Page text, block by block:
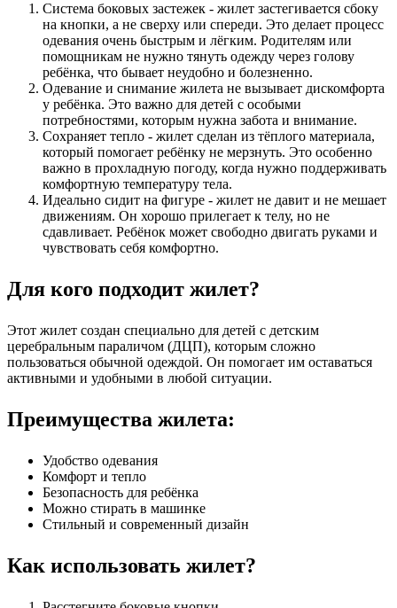
Система боковых застежек - жилет застегивается сбоку
на кнопки, а не сверху или спереди. Это делает процесс
одевания очень быстрым и лёгким. Родителям или
помощникам не нужно тянуть одежду через голову
ребёнка, что бывает неудобно и болезненно.
Одевание и снимание жилета не вызывает дискомфорта
у ребёнка. Это важно для детей с особыми
потребностями, которым нужна забота и внимание.
Сохраняет тепло - жилет сделан из тёплого материала,
который помогает ребёнку не мерзнуть. Это особенно
важно в прохладную погоду, когда нужно поддерживать
комфортную температуру тела.
Идеально сидит на фигуре - жилет не давит и не мешает
движениям. Он хорошо прилегает к телу, но не
сдавливает. Ребёнок может свободно двигать руками и
чувствовать себя комфортно.
Для кого подходит жилет?
Этот жилет создан специально для детей с детским
церебральным параличом (ДЦП), которым сложно
пользоваться обычной одеждой. Он помогает им оставаться
активными и удобными в любой ситуации.
Преимущества жилета:
Удобство одевания
Комфорт и тепло
Безопасность для ребёнка
Можно стирать в машинке
Стильный и современный дизайн
Как использовать жилет?